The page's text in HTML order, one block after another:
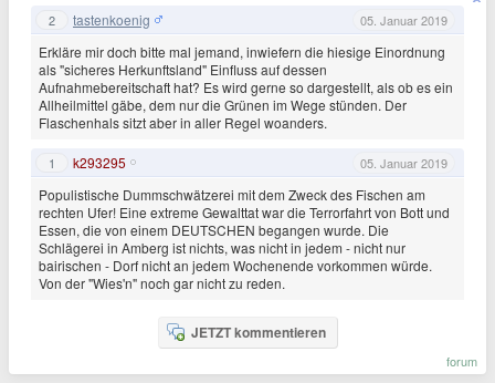
2 tastenkoenig 05. Januar 2019
Erkläre mir doch bitte mal jemand, inwiefern die hiesige Einordnung
als "sicheres Herkunftsland" Einfluss auf dessen
Aufnahmebereitschaft hat? Es wird gerne so dargestellt, als ob es ein
Allheilmittel gäbe, dem nur die Grünen im Wege stünden. Der
Flaschenhals sitzt aber in aller Regel woanders.
1 k293295 05. Januar 2019
Populistische Dummschwätzerei mit dem Zweck des Fischen am
rechten Ufer! Eine extreme Gewalttat war die Terrorfahrt von Bott und
Essen, die von einem DEUTSCHEN begangen wurde. Die
Schlägerei in Amberg ist nichts, was nicht in jedem - nicht nur
bairischen - Dorf nicht an jedem Wochenende vorkommen würde.
Von der "Wies'n" noch gar nicht zu reden.
JETZT kommentieren
forum